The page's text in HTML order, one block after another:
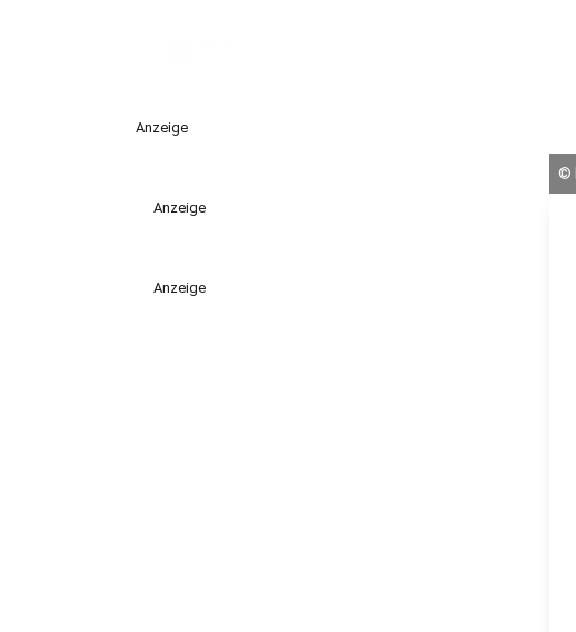
Anzeige
Anzeige
Anzeige
©